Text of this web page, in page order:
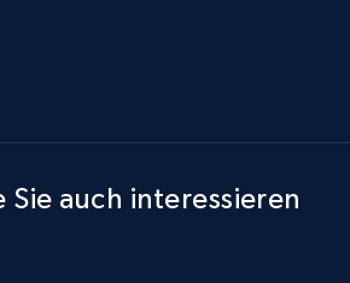
Sie auch interessieren